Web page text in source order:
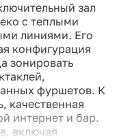
зал
с теплыми
линиями. Его
конфигурация
зонировать
фуршетов. К
качественная
интернет и бар.
включая